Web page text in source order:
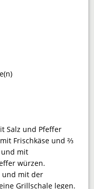
Salz und Pfeffer
Frischkäse und ⅔
mit
würzen.
und mit der
Grillschale legen.